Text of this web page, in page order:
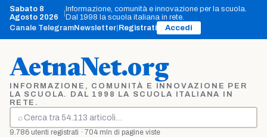
Vai
contenuto
Sabato 8
Agosto 2026
Informazione, comunità e innovazione per la scuola.
Dal 1998 la scuola italiana in rete.
Canale TelegramNewsletter Registrati Accedi
AetnaNet.org
INFORMAZIONE, COMUNITÀ E INNOVAZIONE PER
LA SCUOLA. DAL 1998 LA SCUOLA ITALIANA IN
RETE.
⌕
Cerca
9.786 utenti registrati · 704 mln di pagine viste